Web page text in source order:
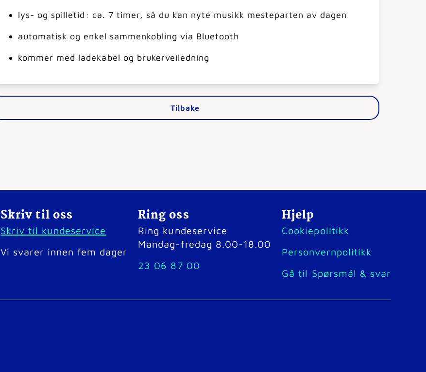
lys- og spilletid: ca. 7 timer, så du kan nyte musikk mesteparten av dagen
automatisk og enkel sammenkobling via Bluetooth
kommer med ladekabel og brukerveiledning
Tilbake
Skriv til oss
Skriv til kundeservice
Vi svarer innen fem dager
Ring oss
Ring kundeservice
Mandag-fredag 8.00-18.00
23 06 87 00
Hjelp
Cookiepolitikk
Personvernpolitikk
Gå til Spørsmål & svar